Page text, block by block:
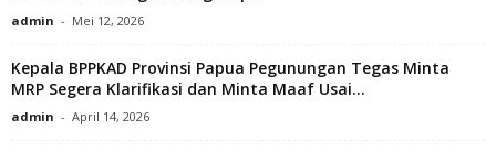
admin - Mei 12, 2026
Kepala BPPKAD Provinsi Papua Pegunungan Tegas Minta
MRP Segera Klarifikasi dan Minta Maaf Usai...
admin - April 14, 2026